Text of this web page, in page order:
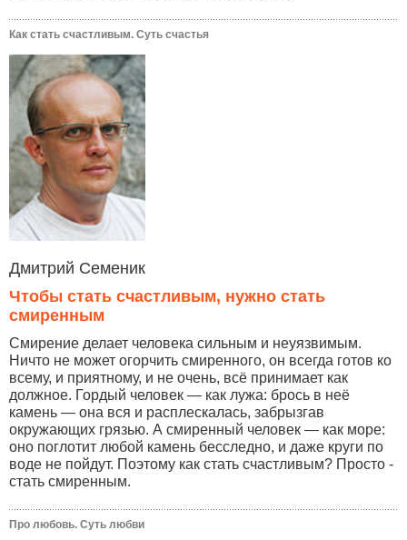
Как стать счастливым. Суть счастья
Дмитрий Семеник
Чтобы стать счастливым, нужно стать
смиренным
Смирение делает человека сильным и неуязвимым.
Ничто не может огорчить смиренного, он всегда готов ко
всему, и приятному, и не очень, всё принимает как
должное. Гордый человек — как лужа: брось в неё
камень — она вся и расплескалась, забрызгав
окружающих грязью. А смиренный человек — как море:
оно поглотит любой камень бесследно, и даже круги по
воде не пойдут. Поэтому как стать счастливым? Просто -
стать смиренным.
Про любовь. Суть любви